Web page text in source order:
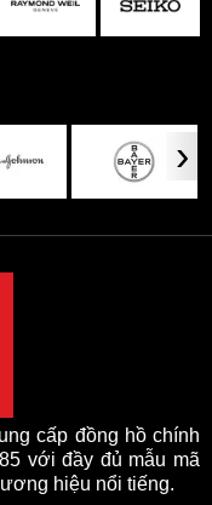
›
cấp đồng hồ chính
với đầy đủ mẫu mã
hiệu nổi tiếng.